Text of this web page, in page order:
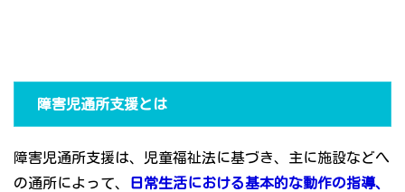
障害児通所支援とは
障害児通所支援は、児童福祉法に基づき、主に施設などへ
の通所によって、
日常生活における基本的な動作の指導、